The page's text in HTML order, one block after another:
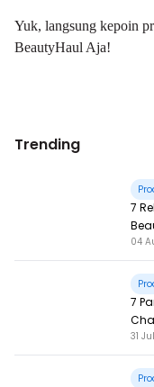
Yuk, langsung kepoin
BeautyHaul Aja!
Trending
7
04
7
31